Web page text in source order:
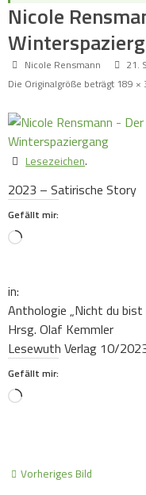
Nicole
Nicole Rensmann
21.
Die Originalgröße beträgt 189 ×
Lesezeichen.
2023 – Satirische Story
Gefällt mir:
Loading…
in:
Anthologie „Nicht du
Hrsg. Olaf Kemmler
Lesewuth Verlag 10/
Gefällt mir:
Loading…
Vorheriges Bild